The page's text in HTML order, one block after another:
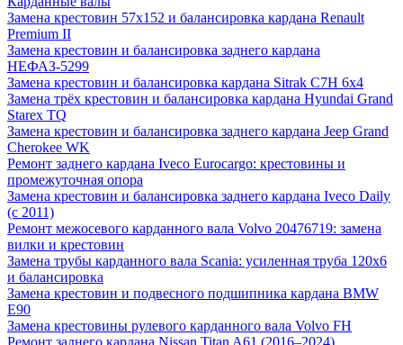
Замена крестовин 57х152 и балансировка кардана Renault
Premium II
Замена крестовин и балансировка заднего кардана
НЕФАЗ-5299
Замена крестовин и балансировка кардана Sitrak C7H 6x4
Замена трёх крестовин и балансировка кардана Hyundai Grand
Starex TQ
Замена крестовин и балансировка заднего кардана Jeep Grand
Cherokee WK
Ремонт заднего кардана Iveco Eurocargo: крестовины и
промежуточная опора
Замена крестовин и балансировка заднего кардана Iveco Daily
(с 2011)
Ремонт межосевого карданного вала Volvo 20476719: замена
вилки и крестовин
Замена трубы карданного вала Scania: усиленная труба 120х6
и балансировка
Замена крестовин и подвесного подшипника кардана BMW
E90
Замена крестовины рулевого карданного вала Volvo FH
Ремонт заднего кардана Nissan Titan A61 (2016–2024)